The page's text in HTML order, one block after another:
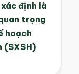
định là
trọng
hoạch
(SXSH)